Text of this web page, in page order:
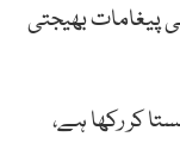
پیغامات بھیجتی
کر رکھا ہے،